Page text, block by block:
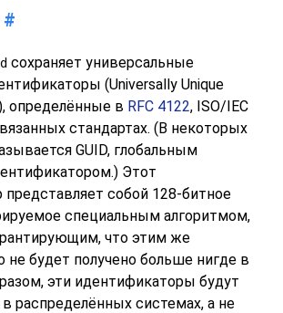
#
сохраняет универсальные
(Universally Unique
определённые в RFC 4122, ISO/IEC
стандартах. (В некоторых
GUID, глобальным
Этот
собой 128-битное
специальным алгоритмом,
что этим же
не будет получено больше нигде в
эти идентификаторы будут
распределённых системах, а не